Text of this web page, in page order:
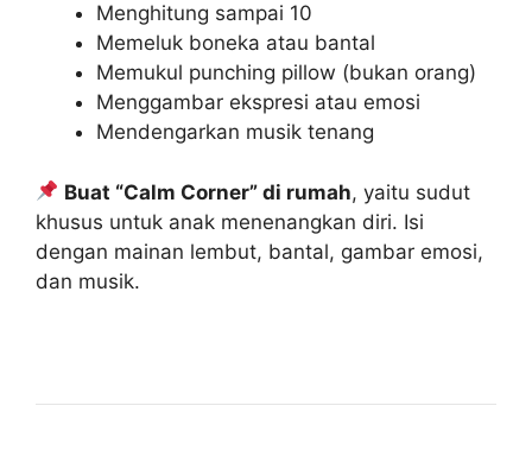
Menghitung sampai 10
Memeluk boneka atau bantal
Memukul punching pillow (bukan orang)
Menggambar ekspresi atau emosi
Mendengarkan musik tenang
Buat “Calm Corner” di rumah, yaitu sudut
khusus untuk anak menenangkan diri. Isi
dengan mainan lembut, bantal, gambar emosi,
dan musik.